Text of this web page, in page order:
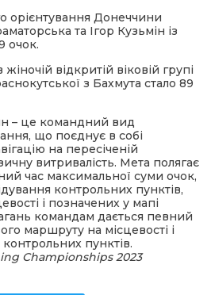
орієнтування Донеччини
та Ігор Кузьмін із
очок.
відкритій віковій групі
з Бахмута стало 89
– це командний вид
що поєднує в собі
на пересіченій
витривалість. Мета полягає
час максимальної суми очок,
контрольних пунктів,
і позначених у мапі
командам дається певний
маршруту на місцевості і
пунктів.
Championships 2023